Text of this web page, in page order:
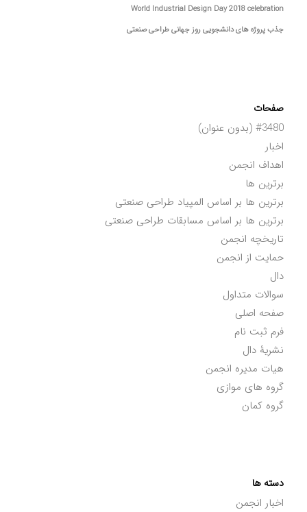
World Industrial Design Day 2018 celebration
جذب پروژه های دانشجویی روز جهانی طراحی صنعتی
صفحات
#3480 (بدون عنوان)
اخبار
اهداف انجمن
برترین ها
برترین ها بر اساس المپیاد طراحی صنعتی
برترین ها بر اساس مسابقات طراحی صنعتی
تاریخچه انجمن
حمایت از انجمن
دال
سوالات متداول
صفحه اصلی
فرم ثبت نام
نشریۀ دال
هیات مدیره انجمن
گروه های موازی
گروه کمان
دسته ها
اخبار انجمن